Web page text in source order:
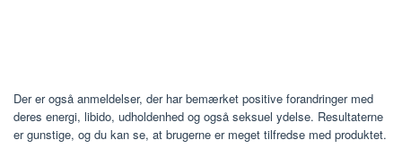
Der er også anmeldelser, der har bemærket positive forandringer med
deres energi, libido, udholdenhed og også seksuel ydelse. Resultaterne
er gunstige, og du kan se, at brugerne er meget tilfredse med produktet.